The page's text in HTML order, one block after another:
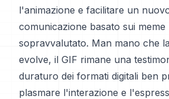
l'animazione e facilitare un
comunicazione basato sui
sopravvalutato. Man mano che
evolve, il GIF rimane una
duraturo dei formati digitali ben
plasmare l'interazione e